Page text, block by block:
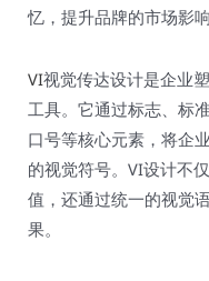
忆，提升品牌的市场影响
VI视觉传达设计是企业
工具。它通过标志、标
口号等核心元素，将企
的视觉符号。VI设计不
值，还通过统一的视觉
果。